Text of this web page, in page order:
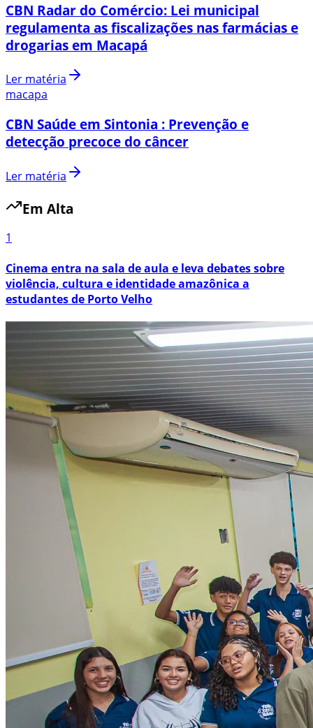
CBN Radar do Comércio: Lei municipal
regulamenta as fiscalizações nas farmácias e
drogarias em Macapá
Ler matéria
macapa
CBN Saúde em Sintonia : Prevenção e
detecção precoce do câncer
Ler matéria
Em Alta
1
Cinema entra na sala de aula e leva debates sobre
violência, cultura e identidade amazônica a
estudantes de Porto Velho